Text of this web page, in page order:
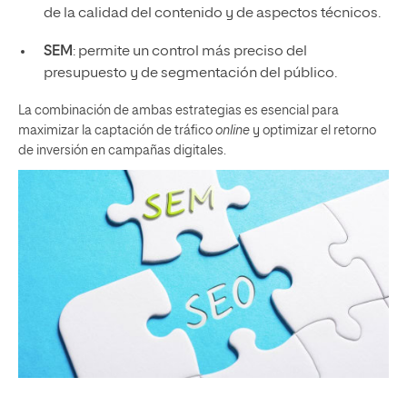
de la calidad del contenido y de aspectos técnicos.
SEM: permite un control más preciso del
presupuesto y de segmentación del público.
La combinación de ambas estrategias es esencial para
maximizar la captación de tráfico online y optimizar el retorno
de inversión en campañas digitales.